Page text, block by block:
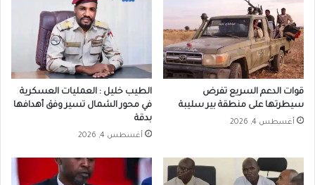
قوات الدعم السريع تفرض
سيطرتها على منطقة بير سليبة
أغسطس 4, 2026
الطيب خليل : العمليات العسكرية
في محور الشمال تسير وفق أهدافها
بدقة
أغسطس 4, 2026